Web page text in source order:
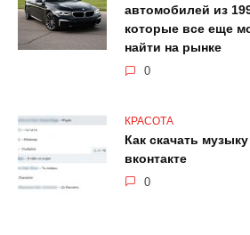
автомобилей из
которые все еще
найти на рынке
0
КРАСОТА
Как скачать
вконтакте
0